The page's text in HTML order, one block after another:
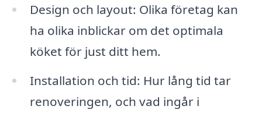
Design och layout: Olika företag kan
ha olika inblickar om det optimala
köket för just ditt hem.
Installation och tid: Hur lång tid tar
renoveringen, och vad ingår i